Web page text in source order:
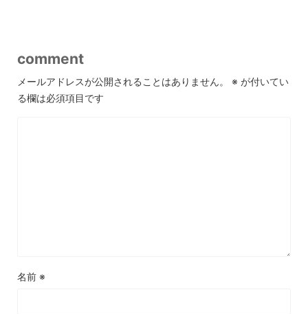
comment
メールアドレスが公開されることはありません。 ※ が付いてい
る欄は必須項目です
名前 ※